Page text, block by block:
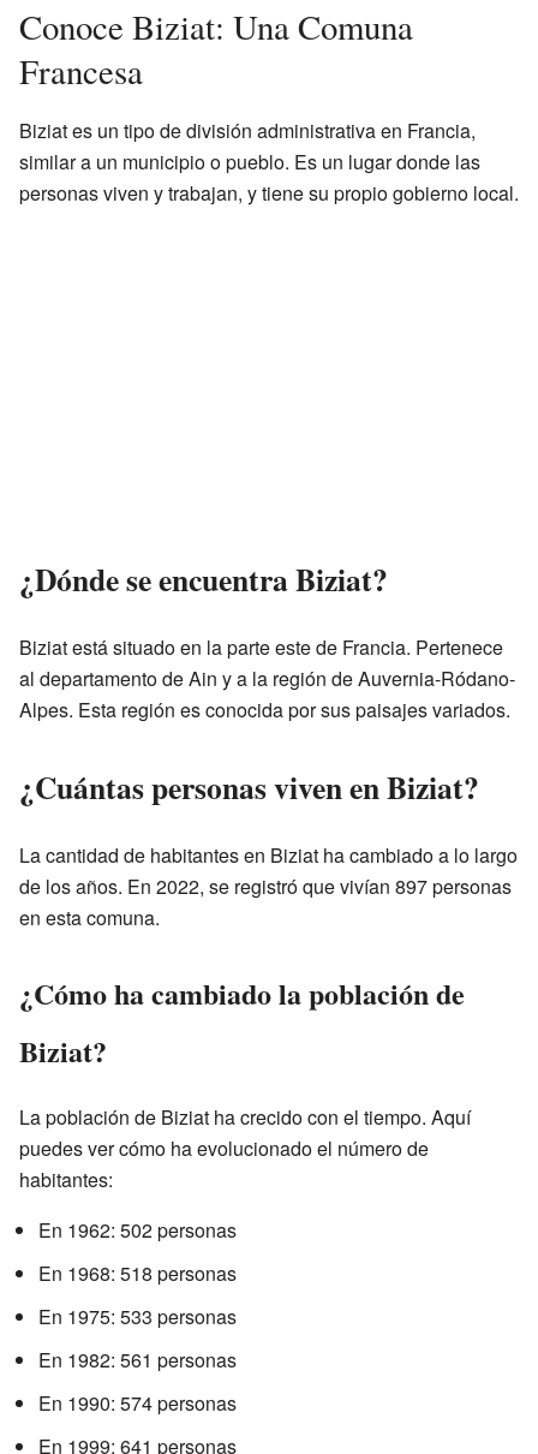
Conoce Biziat: Una Comuna
Francesa
Biziat es un tipo de división administrativa en Francia,
similar a un municipio o pueblo. Es un lugar donde las
personas viven y trabajan, y tiene su propio gobierno local.
¿Dónde se encuentra Biziat?
Biziat está situado en la parte este de Francia. Pertenece
al departamento de Ain y a la región de Auvernia-Ródano-
Alpes. Esta región es conocida por sus paisajes variados.
¿Cuántas personas viven en Biziat?
La cantidad de habitantes en Biziat ha cambiado a lo largo
de los años. En 2022, se registró que vivían 897 personas
en esta comuna.
¿Cómo ha cambiado la población de
Biziat?
La población de Biziat ha crecido con el tiempo. Aquí
puedes ver cómo ha evolucionado el número de
habitantes:
En 1962: 502 personas
En 1968: 518 personas
En 1975: 533 personas
En 1982: 561 personas
En 1990: 574 personas
En 1999: 641 personas